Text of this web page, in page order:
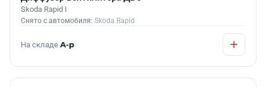
Skoda Rapid I
Снято с автомобиля: Skoda Rapid
На складе А-р